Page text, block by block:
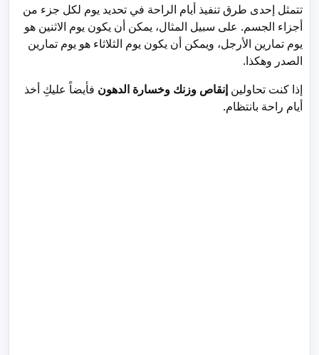
تتمثل إحدى طرق تنفيذ أيام الراحة في تحديد يوم لكل جزء من
أجزاء الجسم. على سبيل المثال، يمكن أن يكون يوم الاثنين هو
يوم تمارين الأرجل، ويمكن أن يكون يوم الثلاثاء هو يوم تمارين
الصدر وهكذا.
إذا كنت تحاولين إنقاص وزنك وخسارة الدهون فأيضاً عليكِ أخذ
أيام راحة بانتظام.